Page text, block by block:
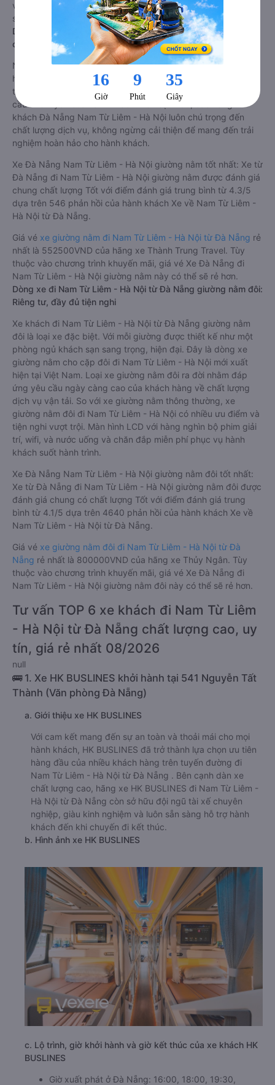
vé Xe Đà Nẵng đi Nam Từ Liêm - Hà Nội limousine này có thể
sẽ rẻ hơn
Dòng xe đi Nam Từ Liêm - Hà Nội từ Đà Nẵng giường nằm
chất lượng cao: Thoải mái, giá cả tốt nhất
Những nhà xe đi Nam Từ Liêm - Hà Nội từ Đà Nẵng đều sở
hữu những xe giường nằm chất lượng cao. Trên xe được
trang bị đầy đủ các trang thiết bị hiện đại phục vụ cho nhu
cầu di chuyển của hành khách. Bên cạnh đó, các hãng xe
khách Đà Nẵng Nam Từ Liêm - Hà Nội luôn chú trọng đến
chất lượng dịch vụ, không ngừng cải thiện để mang đến trải
nghiệm hoàn hảo cho hành khách.
Xe Đà Nẵng Nam Từ Liêm - Hà Nội giường nằm tốt nhất: Xe từ
Đà Nẵng đi Nam Từ Liêm - Hà Nội giường nằm được đánh giá
chung chất lượng Tốt với điểm đánh giá trung bình từ 4.3/5
dựa trên 546 phản hồi của hành khách Xe về Nam Từ Liêm -
Hà Nội từ Đà Nẵng.
Giá vé xe giường nằm đi Nam Từ Liêm - Hà Nội từ Đà Nẵng rẻ
nhất là 552500VND của hãng xe Thành Trung Travel. Tùy
thuộc vào chương trình khuyến mãi, giá vé Xe Đà Nẵng đi
Nam Từ Liêm - Hà Nội giường nằm này có thể sẽ rẻ hơn.
Dòng xe đi Nam Từ Liêm - Hà Nội từ Đà Nẵng giường nằm đôi:
Riêng tư, đầy đủ tiện nghi
Xe khách đi Nam Từ Liêm - Hà Nội từ Đà Nẵng giường nằm
đôi là loại xe đặc biệt. Với mỗi giường được thiết kế như một
phòng ngủ khách sạn sang trọng, hiện đại. Đây là dòng xe
giường nằm cho cặp đôi đi Nam Từ Liêm - Hà Nội mới xuất
hiện tại Việt Nam. Loại xe giường nằm đôi ra đời nhằm đáp
ứng yêu cầu ngày càng cao của khách hàng về chất lượng
dịch vụ vận tải. So với xe giường nằm thông thường, xe
giường nằm đôi đi Nam Từ Liêm - Hà Nội có nhiều ưu điểm và
tiện nghi vượt trội. Màn hình LCD với hàng nghìn bộ phim giải
trí, wifi, và nước uống và chăn đắp miễn phí phục vụ hành
khách suốt hành trình.
Xe Đà Nẵng Nam Từ Liêm - Hà Nội giường nằm đôi tốt nhất:
Xe từ Đà Nẵng đi Nam Từ Liêm - Hà Nội giường nằm đôi được
đánh giá chung có chất lượng Tốt với điểm đánh giá trung
bình từ 4.1/5 dựa trên 4640 phản hồi của hành khách Xe về
Nam Từ Liêm - Hà Nội từ Đà Nẵng.
Giá vé xe giường nằm đôi đi Nam Từ Liêm - Hà Nội từ Đà
Nẵng rẻ nhất là 800000VND của hãng xe Thủy Ngân. Tùy
thuộc vào chương trình khuyến mãi, giá vé Xe Đà Nẵng đi
Nam Từ Liêm - Hà Nội giường nằm đôi này có thể sẽ rẻ hơn.
Tư vấn TOP 6 xe khách đi Nam Từ Liêm
- Hà Nội từ Đà Nẵng chất lượng cao, uy
tín, giá rẻ nhất 08/2026
null
🚌 1. Xe HK BUSLINES khởi hành tại 541 Nguyễn Tất
Thành (Văn phòng Đà Nẵng)
a. Giới thiệu xe HK BUSLINES
Với cam kết mang đến sự an toàn và thoải mái cho mọi
hành khách, HK BUSLINES đã trở thành lựa chọn ưu tiên
hàng đầu của nhiều khách hàng trên tuyến đường đi
Nam Từ Liêm - Hà Nội từ Đà Nẵng . Bên cạnh dàn xe
chất lượng cao, hãng xe HK BUSLINES đi Nam Từ Liêm -
Hà Nội từ Đà Nẵng còn sở hữu đội ngũ tài xế chuyên
nghiệp, giàu kinh nghiệm và luôn sẵn sàng hỗ trợ hành
khách đến khi chuyến đi kết thúc.
b. Hình ảnh xe HK BUSLINES
c. Lộ trình, giờ khởi hành và giờ kết thúc của xe khách HK
BUSLINES
Giờ xuất phát ở Đà Nẵng: 16:00, 18:00, 19:30,